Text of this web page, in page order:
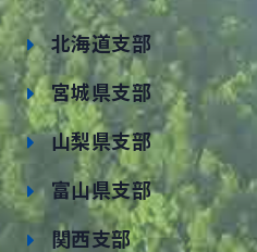
北海道支部
宮城県支部
山梨県支部
富山県支部
関西支部